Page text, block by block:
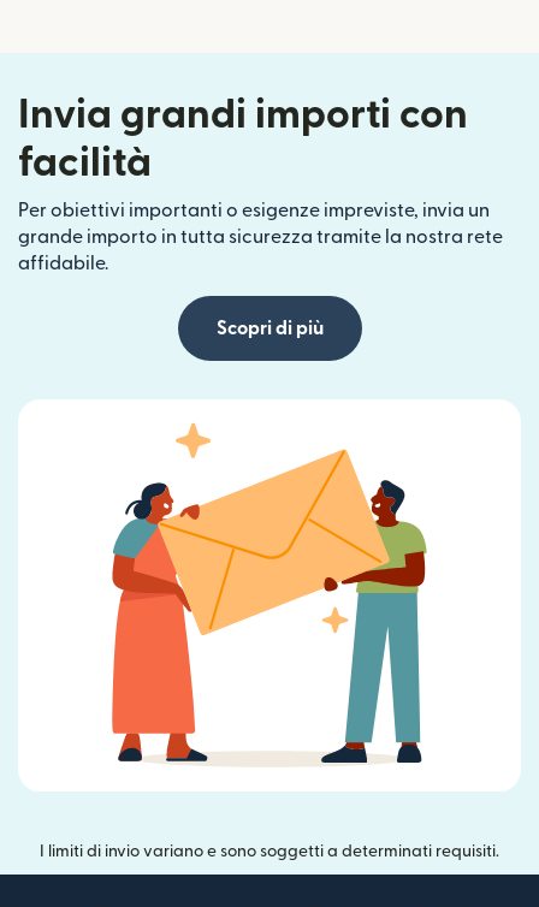
Invia grandi importi con
facilità
Per obiettivi importanti o esigenze impreviste, invia un
grande importo in tutta sicurezza tramite la nostra rete
affidabile.
Scopri di più
I limiti di invio variano e sono soggetti a determinati requisiti.